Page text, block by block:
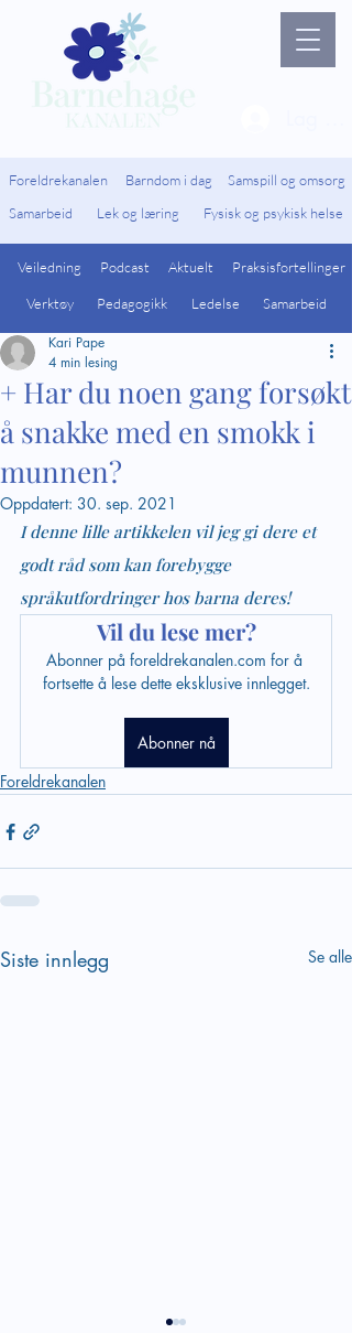
Foreldrekanalen Barndom i dag
Samspill og omsorg
Samarbeid
Lek og læring Fysisk og psykisk helse
Veiledning
Verktøy
Podcast
Pedagogikk
Aktuelt Praksisfortellinger
Ledelse Samarbeid
+ Har du noen gang forsøkt
å snakke med en smokk i
munnen?
Kari Pape
4 min lesing
Oppdatert: 30. sep. 2021
I denne lille artikkelen vil jeg gi dere et
godt råd som kan forebygge
språkutfordringer hos barna deres!
Vil du lese mer?
Abonner på foreldrekanalen.com for å
fortsette å lese dette eksklusive innlegget.
Abonner nå
Foreldrekanalen
Siste innlegg Se alle